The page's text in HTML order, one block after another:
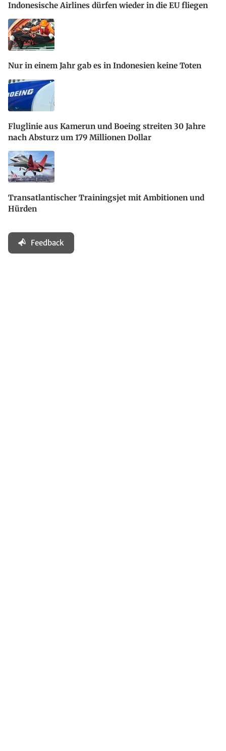
Indonesische Airlines dürfen wieder in die EU fliegen
Nur in einem Jahr gab es in Indonesien keine Toten
Fluglinie aus Kamerun und Boeing streiten 30 Jahre
nach Absturz um 179 Millionen Dollar
Transatlantischer Trainingsjet mit Ambitionen und
Hürden
Feedback